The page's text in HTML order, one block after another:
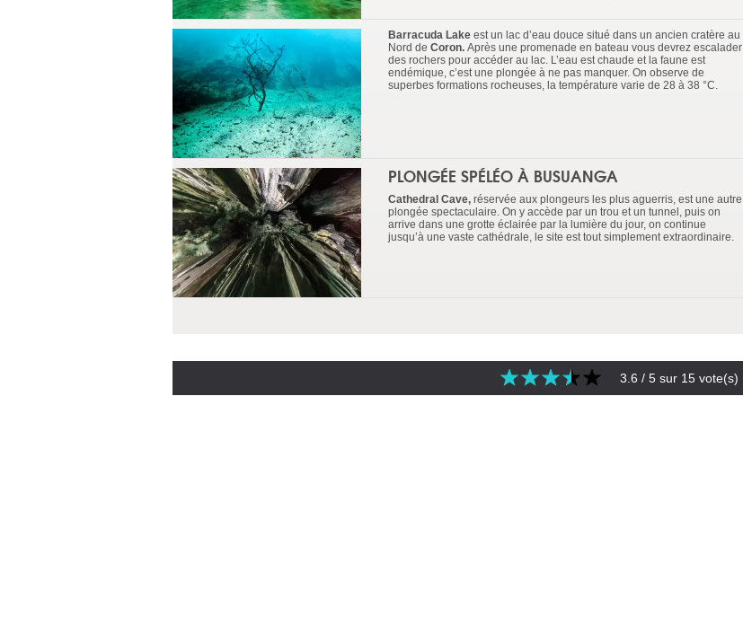
Barracuda Lake est un lac d’eau douce situé dans un ancien cratère au
Nord de Coron. Après une promenade en bateau vous devrez escalader
des rochers pour accéder au lac. L’eau est chaude et la faune est
endémique, c’est une plongée à ne pas manquer. On observe de
superbes formations rocheuses, la température varie de 28 à 38 °C.
PLONGÉE SPÉLÉO À BUSUANGA
Cathedral Cave, réservée aux plongeurs les plus aguerris, est une autre
plongée spectaculaire. On y accède par un trou et un tunnel, puis on
arrive dans une grotte éclairée par la lumière du jour, on continue
jusqu’à une vaste cathédrale, le site est tout simplement extraordinaire.
3.6 / 5 sur 15 vote(s)